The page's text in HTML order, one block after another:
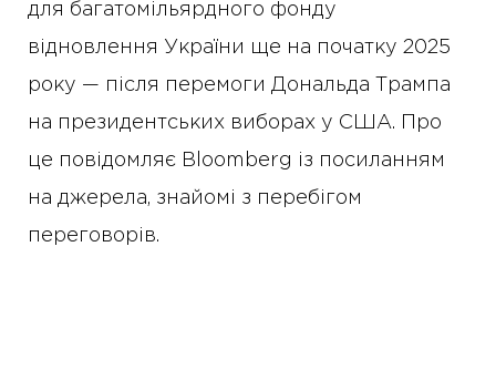
для багатомільярдного фонду
відновлення України ще на початку 2025
року — після перемоги Дональда Трампа
на президентських виборах у США. Про
це повідомляє Bloomberg із посиланням
на джерела, знайомі з перебігом
переговорів.